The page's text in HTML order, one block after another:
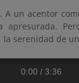
A un acentor
apresurada.
serenidad de
0:00 / 3:36